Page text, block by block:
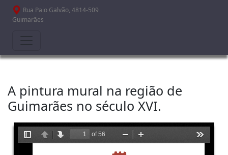
Passar para o conteúdo principal
Rua Paio Galvão, 4814-509
Guimarães
A pintura mural na região de
Guimarães no século XVI.